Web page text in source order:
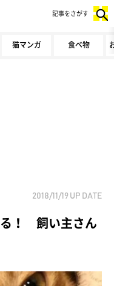
猫マンガ 食べ物
記事をさがす
2018/11/19 UP DATE
！ 飼い主さん